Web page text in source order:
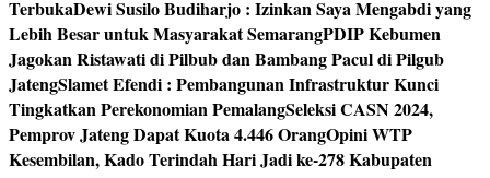
TerbukaDewi Susilo Budiharjo : Izinkan Saya Mengabdi yang
Lebih Besar untuk Masyarakat SemarangPDIP Kebumen
Jagokan Ristawati di Pilbub dan Bambang Pacul di Pilgub
JatengSlamet Efendi : Pembangunan Infrastruktur Kunci
Tingkatkan Perekonomian PemalangSeleksi CASN 2024,
Pemprov Jateng Dapat Kuota 4.446 OrangOpini WTP
Kesembilan, Kado Terindah Hari Jadi ke-278 Kabupaten